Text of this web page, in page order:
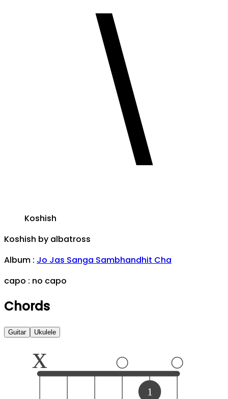
Koshish
Koshish by albatross
Album : Jo Jas Sanga Sambhandhit Cha
capo : no capo
Chords
Guitar Ukulele
x
1